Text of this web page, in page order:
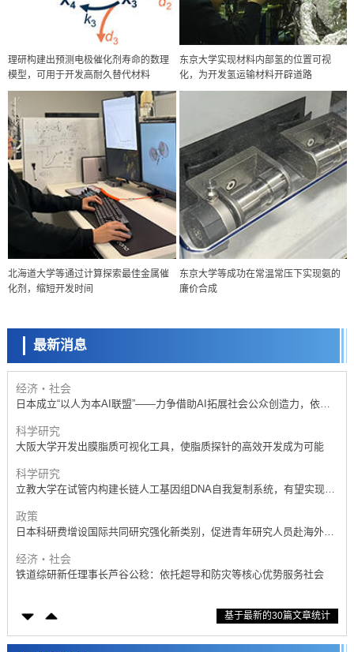
理研构建出预测电极催化剂寿命的数理
模型，可用于开发高耐久替代材料
东京大学实现材料内部氢的位置可视
化，为开发氢运输材料开辟道路
北海道大学等通过计算探索最佳金属催
化剂，缩短开发时间
东京大学等成功在常温常压下实现氨的
廉价合成
最新消息
政策
日本科研费增设国际共同研究强化新类别，促进青年研究人员赴海外开
展研究
科学研究
开发出300亿年仅误差1秒的光晶格钟，构建网络将其打造为下一代社会
基础设施
经济・社会
日本成立“以人为本AI联盟”——力争借助AI拓展社会公众创造力，依托
科学研究
大阪大学开发出膜脂质可视化工具，使脂质探针的高效开发成为可能
科学研究
立教大学在试管内构建长链人工基因组DNA自我复制系统，有望实现携
政策
日本科研费增设国际共同研究强化新类别，促进青年研究人员赴海外开
经济・社会
铁道综研新任理事长芦谷公稔：依托超导和防灾等核心优势服务社会
东京大学通过叶绿体基因组编辑技术强化碳固定酶，成功提高光合作用
科学研究
基于最新的30篇文章统计